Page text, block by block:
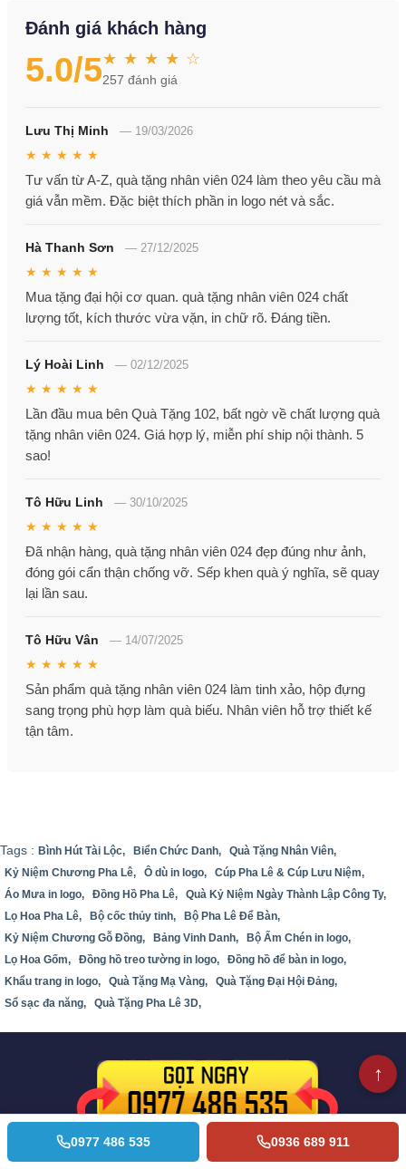
Đánh giá khách hàng
5.0/5★ ★ ★ ★ ☆
257 đánh giá
Lưu Thị Minh — 19/03/2026
★ ★ ★ ★ ★
Tư vấn từ A-Z, quà tặng nhân viên 024 làm theo yêu cầu mà
giá vẫn mềm. Đặc biệt thích phần in logo nét và sắc.
Hà Thanh Sơn — 27/12/2025
★ ★ ★ ★ ★
Mua tặng đại hội cơ quan. quà tặng nhân viên 024 chất
lượng tốt, kích thước vừa vặn, in chữ rõ. Đáng tiền.
Lý Hoài Linh — 02/12/2025
★ ★ ★ ★ ★
Lần đầu mua bên Quà Tặng 102, bất ngờ về chất lượng quà
tặng nhân viên 024. Giá hợp lý, miễn phí ship nội thành. 5
sao!
Tô Hữu Linh — 30/10/2025
★ ★ ★ ★ ★
Đã nhận hàng, quà tặng nhân viên 024 đẹp đúng như ảnh,
đóng gói cẩn thận chống vỡ. Sếp khen quà ý nghĩa, sẽ quay
lại lần sau.
Tô Hữu Vân — 14/07/2025
★ ★ ★ ★ ★
Sản phẩm quà tặng nhân viên 024 làm tinh xảo, hộp đựng
sang trọng phù hợp làm quà biếu. Nhân viên hỗ trợ thiết kế
tận tâm.
Tags : Bình Hút Tài Lộc, Biển Chức Danh,
Quà Tặng Nhân Viên,
Kỷ Niệm Chương Pha Lê,
Ô dù in logo,
Cúp Pha Lê & Cúp Lưu Niệm,
Áo Mưa in logo,
Đồng Hồ Pha Lê,
Quà Kỷ Niệm Ngày Thành Lập Công Ty,
Lọ Hoa Pha Lê,
Bộ cốc thủy tinh,
Bộ Pha Lê Để Bàn,
Kỷ Niệm Chương Gỗ Đồng,
Bảng Vinh Danh,
Bộ Ấm Chén in logo,
Lọ Hoa Gốm,
Đồng hồ treo tường in logo,
Đồng hồ để bàn in logo,
Khẩu trang in logo,
Quà Tặng Mạ Vàng,
Quà Tặng Đại Hội Đảng,
Sổ sạc đa năng,
Quà Tặng Pha Lê 3D,
0977 486 535 0936 689 911